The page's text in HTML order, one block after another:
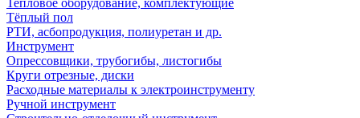
Тепловое оборудование, комплектующие
Тёплый пол
РТИ, асбопродукция, полиуретан и др.
Инструмент
Опрессовщики, трубогибы, листогибы
Круги отрезные, диски
Расходные материалы к электроинструменту
Ручной инструмент